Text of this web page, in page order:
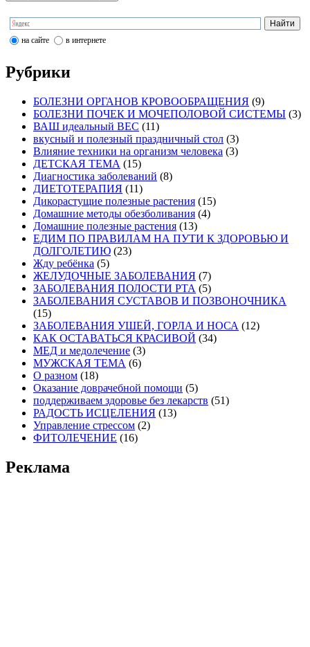
на сайте в интернете
Рубрики
БОЛЕЗНИ ОРГАНОВ КРОВООБРАЩЕНИЯ (9)
БОЛЕЗНИ ПОЧЕК И МОЧЕПОЛОВОЙ СИСТЕМЫ (3)
ВАШ идеальный ВЕС (11)
вкусный и полезный праздничный стол (3)
Влияние техники на организм человека (3)
ДЕТСКАЯ ТЕМА (15)
Диагностика заболеваний (8)
ДИЕТОТЕРАПИЯ (11)
Дикорастущие полезные растения (15)
Домашние методы обезболивания (4)
Домашние полезные растения (13)
ЕДИМ ПО ПРАВИЛАМ НА ПУТИ К ЗДОРОВЬЮ И
ДОЛГОЛЕТИЮ (23)
Жду ребёнка (5)
ЖЕЛУДОЧНЫЕ ЗАБОЛЕВАНИЯ (7)
ЗАБОЛЕВАНИЯ ПОЛОСТИ РТА (5)
ЗАБОЛЕВАНИЯ СУСТАВОВ И ПОЗВОНОЧНИКА
(15)
ЗАБОЛЕВАНИЯ УШЕЙ, ГОРЛА И НОСА (12)
КАК ОСТАВАТЬСЯ КРАСИВОЙ (34)
МЕД и медолечение (3)
МУЖСКАЯ ТЕМА (6)
О разном (18)
Оказание доврачебной помощи (5)
поддерживаем здоровье без лекарств (51)
РАДОСТЬ ИСЦЕЛЕНИЯ (13)
Управление стрессом (2)
ФИТОЛЕЧЕНИЕ (16)
Реклама